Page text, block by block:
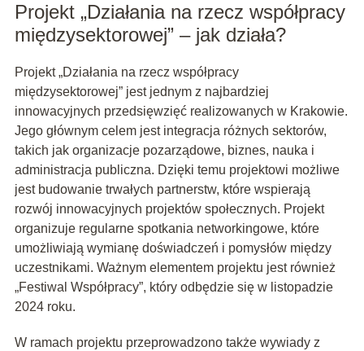
Projekt „Działania na rzecz współpracy
międzysektorowej” – jak działa?
Projekt „Działania na rzecz współpracy
międzysektorowej” jest jednym z najbardziej
innowacyjnych przedsięwzięć realizowanych w Krakowie.
Jego głównym celem jest integracja różnych sektorów,
takich jak organizacje pozarządowe, biznes, nauka i
administracja publiczna. Dzięki temu projektowi możliwe
jest budowanie trwałych partnerstw, które wspierają
rozwój innowacyjnych projektów społecznych. Projekt
organizuje regularne spotkania networkingowe, które
umożliwiają wymianę doświadczeń i pomysłów między
uczestnikami. Ważnym elementem projektu jest również
„Festiwal Współpracy”, który odbędzie się w listopadzie
2024 roku.
W ramach projektu przeprowadzono także wywiady z